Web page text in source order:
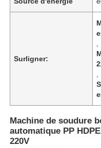
Surligner:
Machine de soudure
automatique PP
220V